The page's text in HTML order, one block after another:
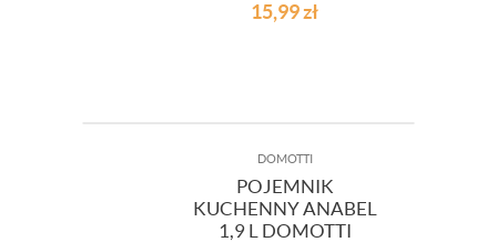
15,99zł
DOMOTTI
POJEMNIK
KUCHENNY ANABEL
1,9 L DOMOTTI